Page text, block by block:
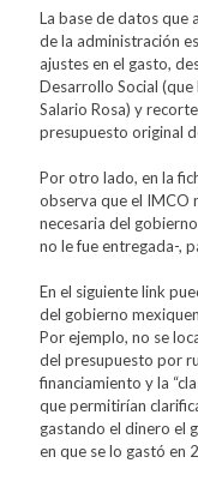
La base de datos que
de la administración
ajustes en el gasto,
Desarrollo Social
Salario Rosa) y
presupuesto original
Por otro lado, en la
observa que el IMCO
necesaria del
no le fue entregada-,
En el siguiente link
del gobierno
Por ejemplo, no se
del presupuesto por
financiamiento y la
que permitirían
gastando el dinero el
en que se lo gastó en